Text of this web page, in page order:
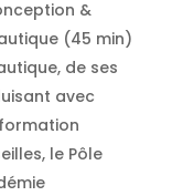
&
(45 min)
de ses
avec
formation
le Pôle